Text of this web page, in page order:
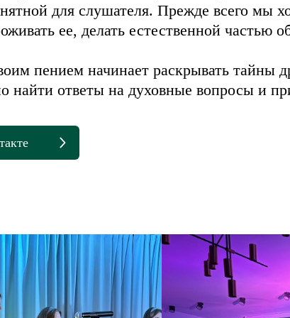
для слушателя. Прежде всего мы
ее, делать естественной частью
пением начинает раскрывать тайны
найти ответы на духовные вопросы и